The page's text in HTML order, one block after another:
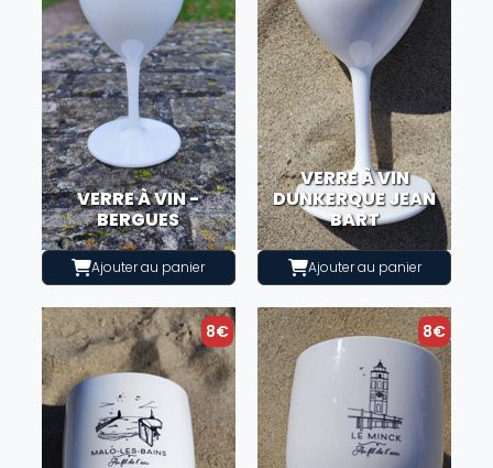
VERRE À VIN -
BERGUES
Ajouter au panier
VERRE À VIN
DUNKERQUE JEAN
BART
Ajouter au panier
8€ 8€